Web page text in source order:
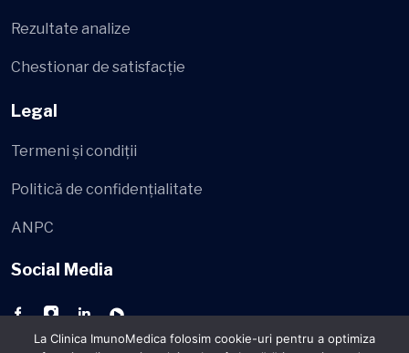
Rezultate analize
Chestionar de satisfacție
Legal
Termeni și condiții
Politică de confidențialitate
ANPC
Social Media
La Clinica ImunoMedica folosim cookie-uri pentru a optimiza